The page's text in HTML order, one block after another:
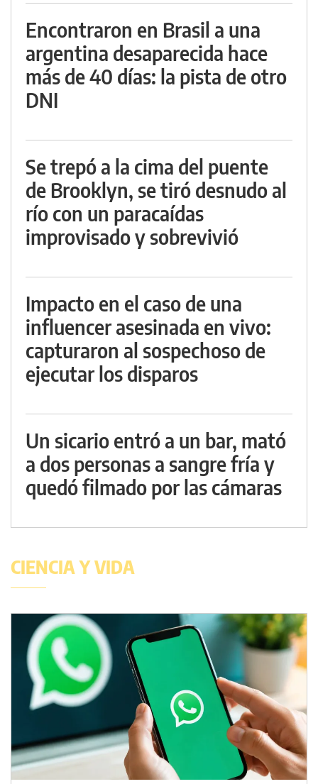
Encontraron en Brasil a una
argentina desaparecida hace
más de 40 días: la pista de otro
DNI
Se trepó a la cima del puente
de Brooklyn, se tiró desnudo al
río con un paracaídas
improvisado y sobrevivió
Impacto en el caso de una
influencer asesinada en vivo:
capturaron al sospechoso de
ejecutar los disparos
Un sicario entró a un bar, mató
a dos personas a sangre fría y
quedó filmado por las cámaras
CIENCIA Y VIDA